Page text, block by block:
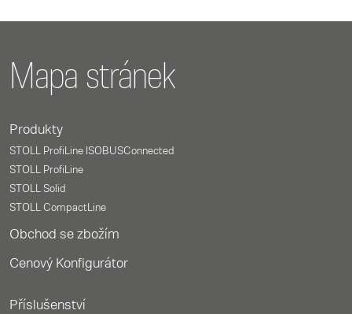
Mapa stránek
Produkty
STOLL ProfiLine ISOBUSConnected
STOLL ProfiLine
STOLL Solid
STOLL CompactLine
Obchod se zbožím
Cenový Konfigurátor
Příslušenství